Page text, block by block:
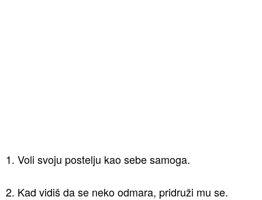
1. Voli svoju postelju kao sebe samoga.
2. Kad vidiš da se neko odmara, pridruži mu se.